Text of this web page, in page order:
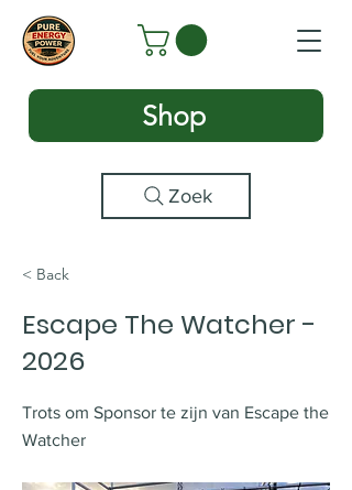
Shop
Zoek
< Back
Escape The Watcher -
2026
Trots om Sponsor te zijn van Escape the
Watcher